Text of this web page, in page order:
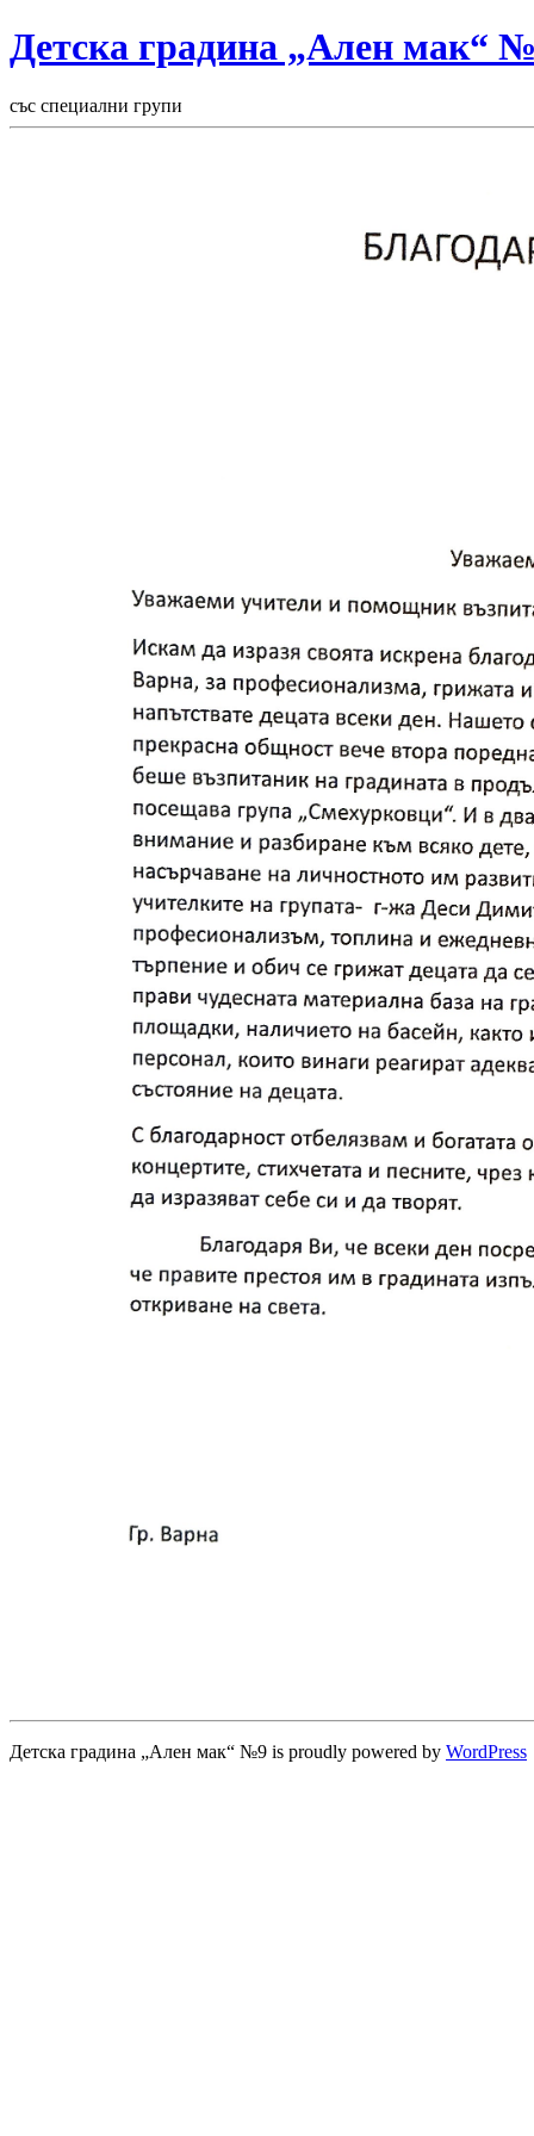
Детска градина „Ален мак“
със специални групи
Детска градина „Ален мак“ №9 is proudly powered by WordPress